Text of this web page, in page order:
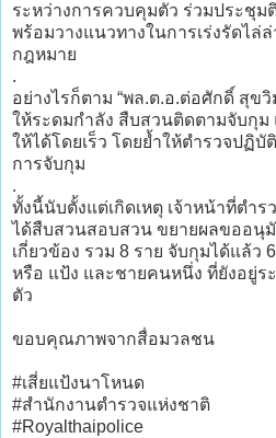
ระหว่างการควบคุมตัว ร่วมประชุ
พร้อมวางแนวทางในการเร่งรัดไล่
กฎหมาย
.
อย่างไรก็ตาม “พล.ต.อ.ต่อศักดิ์ สุข
ให้ระดมกำลัง สืบสวนติดตามจับกุม
ให้ได้โดยเร็ว โดยย้ำให้ตำรวจปฏิ
การจับกุม
.
ทั้งนี้นับตั้งแต่เกิดเหตุ เจ้าหน้าที่ตำ
ได้สืบสวนสอบสวน ขยายผลขออนุ
เกี่ยวข้อง รวม 8 ราย จับกุมได้แล้ว
หรือ แป้ง และชายคนหนึ่ง ที่ยังอยู่ร
ตัว
ขอบคุณภาพจากสื่อมวลชน
#เสี่ยแป้งนาโหนด
#สำนักงานตำรวจแห่งชาติ
#Royalthaipolice